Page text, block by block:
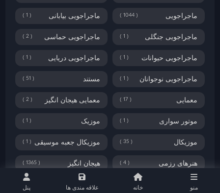
ماجراجویی 1044 ماجراجویی بیابانی 1
ماجراجویی جنگلی 1 ماجراجویی حماسی 2
ماجراجویی حیوانات 1 ماجراجویی دریایی 1
ماجراجویی نوجوانان 1 مستند 51
معمایی 17 معمایی هیجان انگیز 2
موتور سواری 1 موزیک 1
موزیکال 35 موزیکال جعبه موسیقی 1
هنرهای رزمی 4 هیجان انگیز 1365
هیجان انگیز روانشناختی ورزشی 85 منو خانه علاقه مندی ها پنل